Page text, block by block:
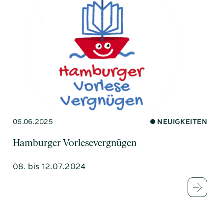
06.06.2025 NEUIGKEITEN
Hamburger Vorlesevergnügen
08. bis 12.07.2024